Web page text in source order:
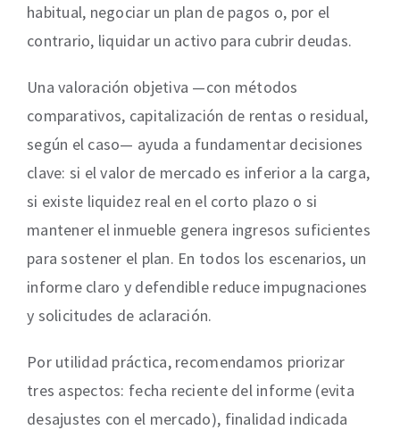
habitual, negociar un plan de pagos o, por el
contrario, liquidar un activo para cubrir deudas.
Una valoración objetiva —con métodos
comparativos, capitalización de rentas o residual,
según el caso— ayuda a fundamentar decisiones
clave: si el valor de mercado es inferior a la carga,
si existe liquidez real en el corto plazo o si
mantener el inmueble genera ingresos suficientes
para sostener el plan. En todos los escenarios, un
informe claro y defendible reduce impugnaciones
y solicitudes de aclaración.
Por utilidad práctica, recomendamos priorizar
tres aspectos: fecha reciente del informe (evita
desajustes con el mercado), finalidad indicada